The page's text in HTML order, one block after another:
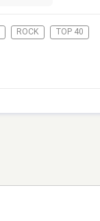
ROCK TOP 40